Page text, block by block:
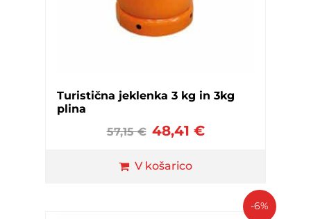
Turistična jeklenka 3 kg in 3kg
plina
57,15€ 48,41 €
V košarico
-6%